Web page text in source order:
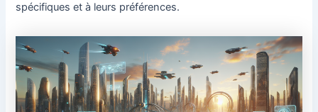
spécifiques et à leurs préférences.